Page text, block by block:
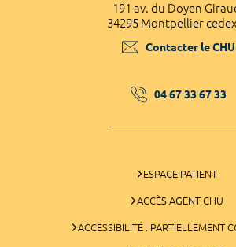
191 av. du Doyen
34295 Montpellier
Contacter le CHU
04 67 33 67 33
ESPACE PATIENT
ACCÈS AGENT CHU
ACCESSIBILITÉ : PARTIELLEMENT